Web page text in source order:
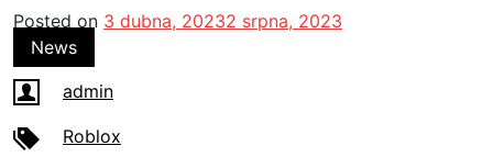
Posted on 3 dubna, 20232 srpna, 2023
News
admin
Roblox